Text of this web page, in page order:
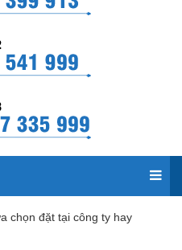
chọn đặt tại công ty hay